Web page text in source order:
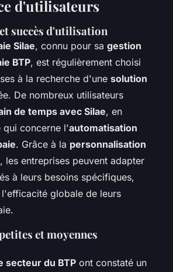
d'utilisateurs
succès d'utilisation
Silae, connu pour sa gestion
BTP, est régulièrement choisi
à la recherche d'une solution
De nombreux utilisateurs
de temps avec Silae, en
qui concerne l'automatisation
. Grâce à la personnalisation
, les entreprises peuvent adapter
à leurs besoins spécifiques,
globale de leurs
et moyennes
secteur du BTP ont constaté un